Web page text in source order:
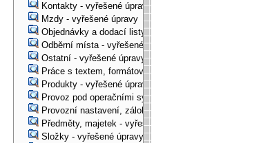
Kontakty - vyřešené úpravy
Mzdy - vyřešené úpravy
Objednávky a dodací listy - vyřešené úpravy
Odběrní místa - vyřešené úpravy
Ostatní - vyřešené úpravy
Práce s textem, formátování, ... - vyřešené úpravy
Produkty - vyřešené úpravy
Provoz pod operačními systémy, technologické věci -
Provozní nastavení, zálohování, instalace, ... -
Předměty, majetek - vyřešené úpravy
Složky - vyřešené úpravy